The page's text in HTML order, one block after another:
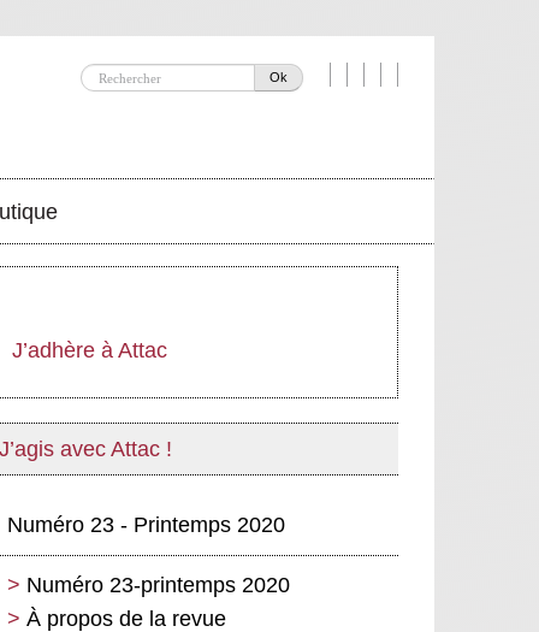
Ok
J’adhère à Attac
J’agis avec Attac !
Numéro 23 - Printemps 2020
Numéro 23-printemps 2020
À propos de la revue